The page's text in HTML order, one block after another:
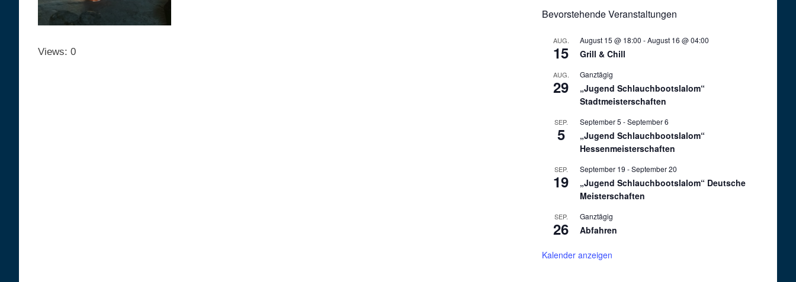
Views: 0
Bevorstehende Veranstaltungen
AUG.
15
August 15 @ 18:00 -August 16 @ 04:00
Grill & Chill
AUG.
29
Ganztägig
„Jugend Schlauchbootslalom“
Stadtmeisterschaften
SEP.
5
September 5 -September 6
„Jugend Schlauchbootslalom“
Hessenmeisterschaften
SEP.
19
September 19 -September 20
„Jugend Schlauchbootslalom“ Deutsche
Meisterschaften
SEP.
26
Ganztägig
Abfahren
Kalender anzeigen